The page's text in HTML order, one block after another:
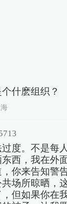
什麽组织？
度。不是每
西，我在外
你来告知警
场所晾晒，
但如果你在